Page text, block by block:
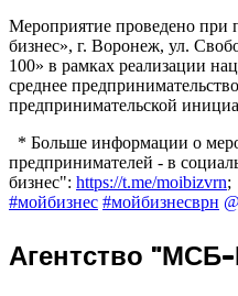
Мероприятие проведено при
бизнес», г. Воронеж, ул.
100» в рамках реализации
среднее
предпринимательской
* Больше информации о
предпринимателей - в
бизнес": https://t.me/moibizvrn;
#мойбизнес #мойбизнесврн
Агентство